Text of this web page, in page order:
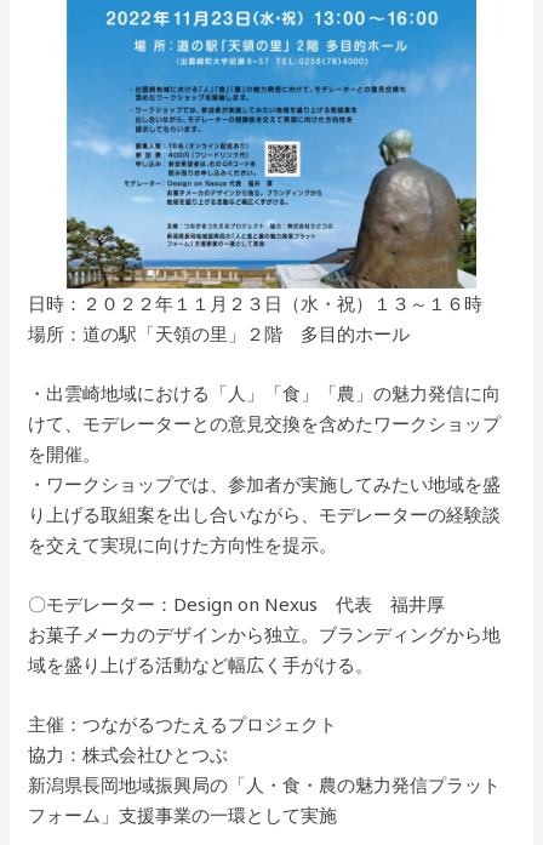
日時：２０２２年１１月２３日（水・祝）１３～１６時
場所：道の駅「天領の里」２階 多目的ホール
・出雲崎地域における「人」「食」「農」の魅力発信に向
けて、モデレーターとの意見交換を含めたワークショップ
を開催。
・ワークショップでは、参加者が実施してみたい地域を盛
り上げる取組案を出し合いながら、モデレーターの経験談
を交えて実現に向けた方向性を提示。
〇モデレーター：Design on Nexus 代表 福井厚
お菓子メーカのデザインから独立。ブランディングから地
域を盛り上げる活動など幅広く手がける。
主催：つながるつたえるプロジェクト
協力：株式会社ひとつぶ
新潟県長岡地域振興局の「人・食・農の魅力発信プラット
フォーム」支援事業の一環として実施